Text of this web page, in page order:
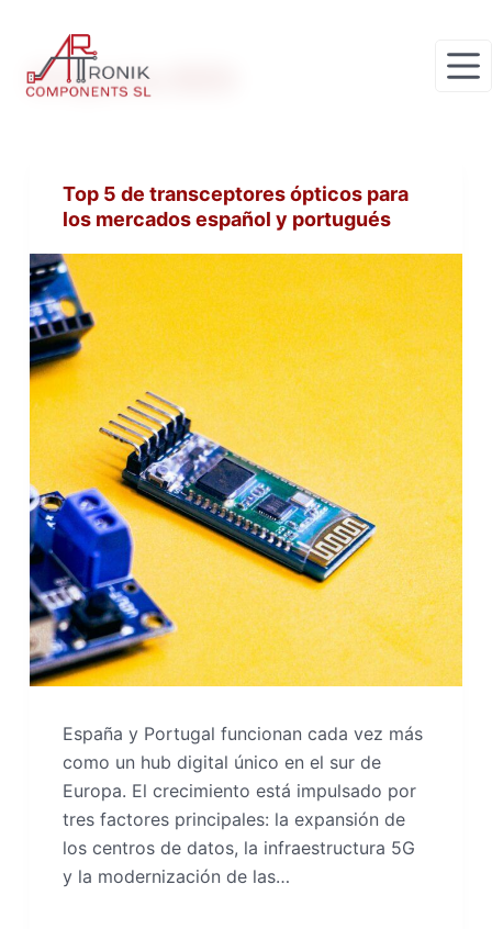
c
o
n
e
n
d
o
Etiqueta
Top 5 de transceptores ópticos para
los mercados español y portugués
España y Portugal funcionan cada vez más
como un hub digital único en el sur de
Europa. El crecimiento está impulsado por
tres factores principales: la expansión de
los centros de datos, la infraestructura 5G
y la modernización de las…